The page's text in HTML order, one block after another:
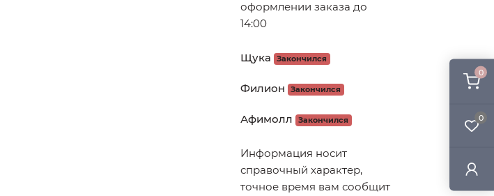
0
0
оформлении заказа до
14:00
Щука Закончился
Филион Закончился
Афимолл Закончился
Информация носит
справочный характер,
точное время вам сообщит